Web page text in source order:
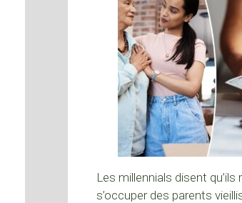
Les millennials disent qu’ils
s’occuper des parents